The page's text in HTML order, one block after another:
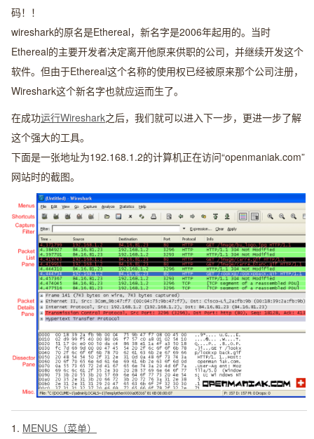
码！！
wireshark的原名是Ethereal，新名字是2006年起用的。当时
Ethereal的主要开发者决定离开他原来供职的公司，并继续开发这个
软件。但由于Ethereal这个名称的使用权已经被原来那个公司注册，
Wireshark这个新名字也就应运而生了。
在成功运行Wireshark之后，我们就可以进入下一步，更进一步了解
这个强大的工具。
下面是一张地址为192.168.1.2的计算机正在访问“openmaniak.com”
网站时的截图。
1. MENUS（菜单）